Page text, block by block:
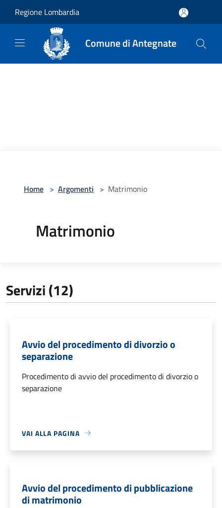
Regione Lombardia
Comune di Antegnate
Home > Argomenti > Matrimonio
Matrimonio
Servizi (12)
Avvio del procedimento di divorzio o
separazione
Procedimento di avvio del procedimento di divorzio o
separazione
VAI ALLA PAGINA
Avvio del procedimento di pubblicazione
di matrimonio